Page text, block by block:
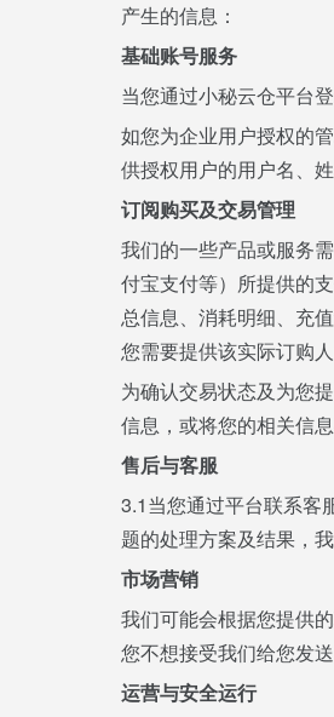
产生的信息：
基础账号服务
当您通过小秘云仓平台
如您为企业用户授权的
供授权用户的用户名、
订阅购买及交易管理
我们的一些产品或服务
付宝支付等）所提供的
总信息、消耗明细、充
您需要提供该实际订购
为确认交易状态及为您
信息，或将您的相关信
售后与客服
3.1当您通过平台联系客
题的处理方案及结果，
市场营销
我们可能会根据您提供
您不想接受我们给您发
运营与安全运行